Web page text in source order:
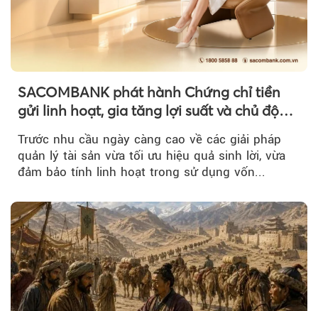
SACOMBANK phát hành Chứng chỉ tiền
gửi linh hoạt, gia tăng lợi suất và chủ động
Trước nhu cầu ngày càng cao về các giải pháp
quản lý tài sản vừa tối ưu hiệu quả sinh lời, vừa
đảm bảo tính linh hoạt trong sử dụng vốn...